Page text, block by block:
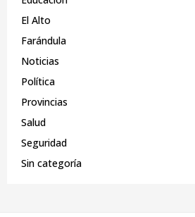
El Alto
Farándula
Noticias
Política
Provincias
Salud
Seguridad
Sin categoría